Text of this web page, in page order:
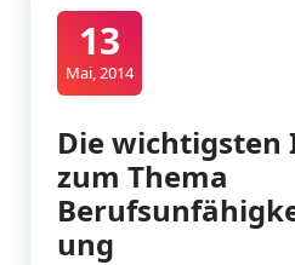
13
Mai, 2014
Die
zum Thema
ung